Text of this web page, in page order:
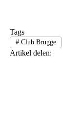
Tags
#Club Brugge
Artikel delen: